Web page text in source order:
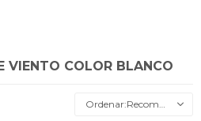
VIENTO COLOR BLANCO
Recomendados